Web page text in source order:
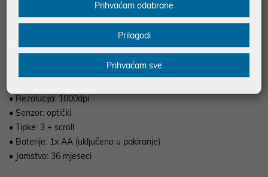
ono što radite najbolje.
• Rezolucija: 1000dpi
• Senzor: optički
• Tipke: 3 + scroll
• Baterije: 1x AA (uključeno u pakiranje)
• Jamstvo: 36 mjeseci
Prihvaćam odabrane
Prilagodi
Prihvaćam sve